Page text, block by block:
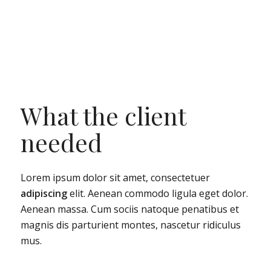
What the client
needed
Lorem ipsum dolor sit amet, consectetuer
adipiscingelit. Aenean commodo ligula eget dolor.
Aenean massa. Cum sociis natoque penatibus et
magnis dis parturient montes, nascetur ridiculus
mus.